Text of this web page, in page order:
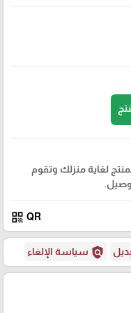
لغاية منزلك وتقوم
QR
qr_code
policy سياسة الإلغاء